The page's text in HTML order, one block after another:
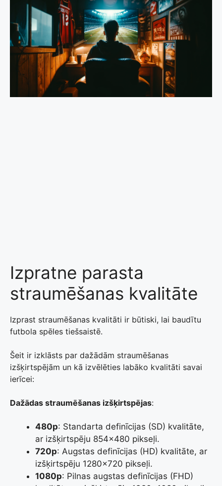
Izpratne parasta
straumēšanas kvalitāte
Izprast straumēšanas kvalitāti ir būtiski, lai baudītu
futbola spēles tiešsaistē.
Šeit ir izklāsts par dažādām straumēšanas
izšķirtspējām un kā izvēlēties labāko kvalitāti savai
ierīcei:
Dažādas straumēšanas izšķirtspējas:
480p: Standarta definīcijas (SD) kvalitāte,
ar izšķirtspēju 854×480 pikseļi.
720p: Augstas definīcijas (HD) kvalitāte, ar
izšķirtspēju 1280×720 pikseļi.
1080p: Pilnas augstas definīcijas (FHD)